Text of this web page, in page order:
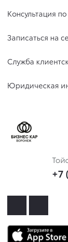
Консультация
Записаться на
Служба
Юридическая
+7